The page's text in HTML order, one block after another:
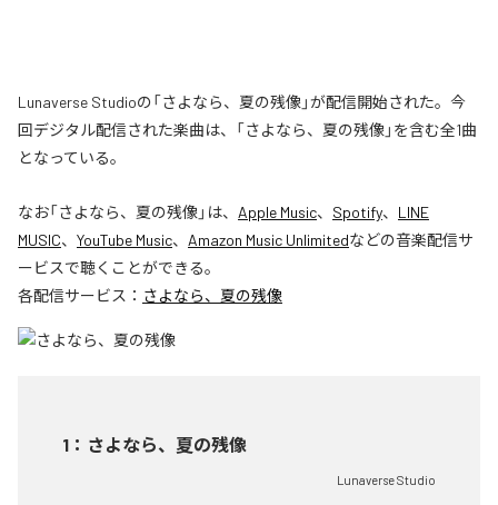
Lunaverse Studioの「さよなら、夏の残像」が配信開始された。今
回デジタル配信された楽曲は、「さよなら、夏の残像」を含む全1曲
となっている。
なお「さよなら、夏の残像」は、 Apple Music、 Spotify、 LINE
MUSIC、 YouTube Music、 Amazon Music Unlimitedなどの音楽配信サ
ービスで聴くことができる。
各配信サービス： さよなら、夏の残像
1 ： さよなら、夏の残像
Lunaverse Studio